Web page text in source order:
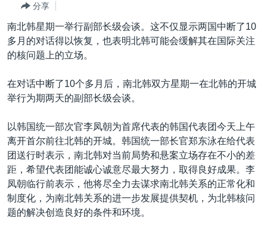
转
到
导
跳
转
检
索
国际
最新国际新闻
印太
欧洲
美洲
全球议题
分类新闻
经济·金融·贸易
科教·文娱·体健
劳工
环境
美中关系
白宫要闻
美中关系
美国建国250周年
埃博拉疫情
美国之音专访
VOA视频
中文广播
关注我们
分享
南北韩星期一举行副部长级会谈。这不仅显示两国中断了10
多月的对话得以恢复，也表明北韩可能会缓解其在国际关注
的核问题上的立场。
在对话中断了10个多月后，南北韩双方星期一在北韩的开城
举行为期两天的副部长级会谈。
以韩国统一部次官李凤朝为首席代表的韩国代表团今天上午
离开首尔前往北韩的开城。韩国统一部长官郑东泳在给代表
团送行时表示，南北韩对当前局势和悬案立场存在不小的差
距，希望代表团能诚心诚意尽最大努力，取得良好成果。李
凤朝临行前表示，他将尽全力去谋求南北韩关系的正常化和
制度化，为南北韩关系的进一步发展提供契机，为北韩核问
题的解决创造良好的条件和环境。